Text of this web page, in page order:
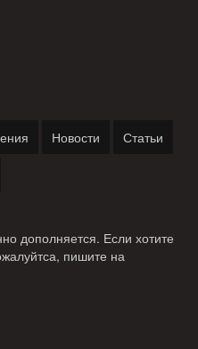
Новости Статьи
дополняется. Если хотите
пишите на